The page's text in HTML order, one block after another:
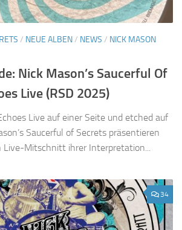
/ NEUE ALBEN/ NEWS / NICK MASON
Nick Mason’s Saucerful Of
Live (RSD 2025)
Live auf einer Seite und etched auf
Saucerful of Secrets präsentieren
Live-Mitschnitt ihrer Interpretation...
34